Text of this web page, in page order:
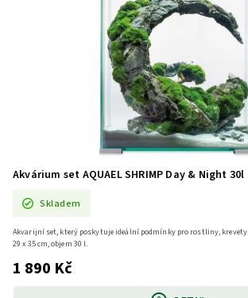
Akvárium set AQUAEL SHRIMP Day & Night 30l
Skladem
1 890 Kč
Akvarijní set, který poskytuje ideální podmínky pro rostliny, krevety
29 x 35 cm, objem 30 l.